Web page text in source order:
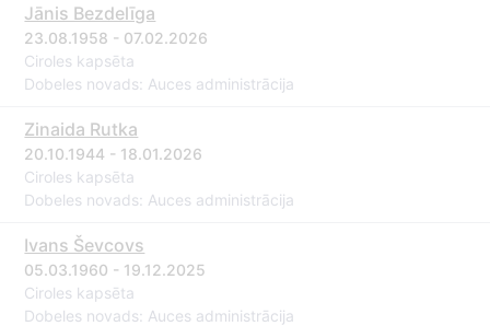
Jānis Bezdelīga
23.08.1958 - 07.02.2026
Ciroles kapsēta
Dobeles novads: Auces administrācija
Zinaida Rutka
20.10.1944 - 18.01.2026
Ciroles kapsēta
Dobeles novads: Auces administrācija
Ivans Ševcovs
05.03.1960 - 19.12.2025
Ciroles kapsēta
Dobeles novads: Auces administrācija